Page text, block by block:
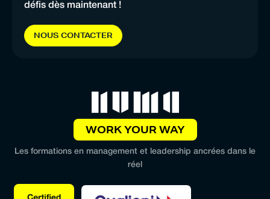
défis dès maintenant !
NOUS CONTACTER
WORK YOUR WAY
Les formations en management et leadership ancrées dans le
réel